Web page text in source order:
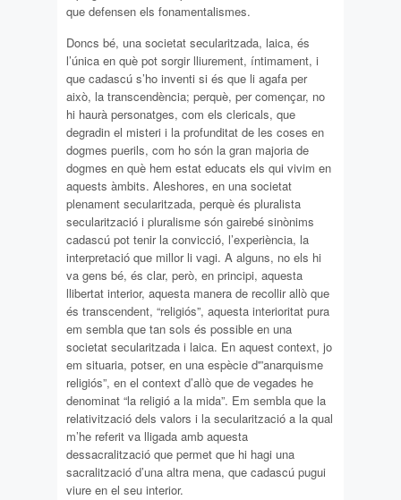
que defensen els fonamentalismes.
Doncs bé, una societat secularitzada, laica, és
l’única en què pot sorgir lliurement, íntimament, i
que cadascú s’ho inventi si és que li agafa per
això, la transcendència; perquè, per començar, no
hi haurà personatges, com els clericals, que
degradin el misteri i la profunditat de les coses en
dogmes puerils, com ho són la gran majoria de
dogmes en què hem estat educats els qui vivim en
aquests àmbits. Aleshores, en una societat
plenament secularitzada, perquè és pluralista
secularització i pluralisme són gairebé sinònims
cadascú pot tenir la convicció, l’experiència, la
interpretació que millor li vagi. A alguns, no els hi
va gens bé, és clar, però, en principi, aquesta
llibertat interior, aquesta manera de recollir allò que
és transcendent, “religiós”, aquesta interioritat pura
em sembla que tan sols és possible en una
societat secularitzada i laica. En aquest context, jo
em situaria, potser, en una espècie d'”anarquisme
religiós”, en el context d’allò que de vegades he
denominat “la religió a la mida”. Em sembla que la
relativització dels valors i la secularització a la qual
m’he referit va lligada amb aquesta
dessacralització que permet que hi hagi una
sacralització d’una altra mena, que cadascú pugui
viure en el seu interior.